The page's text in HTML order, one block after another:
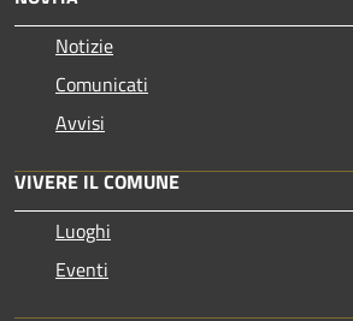
Notizie
Comunicati
Avvisi
VIVERE IL COMUNE
Luoghi
Eventi